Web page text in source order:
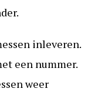
inleveren.
een nummer.
weer